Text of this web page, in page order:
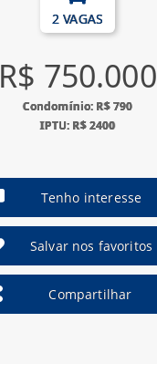
2 VAGAS
R$ 750.000
Condomínio: R$ 790
IPTU: R$ 2400
Tenho interesse
Salvar nos favoritos
Compartilhar